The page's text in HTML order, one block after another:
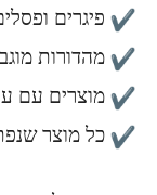
פיגרים
מהדורות
מוצרים עם
כל מוצר